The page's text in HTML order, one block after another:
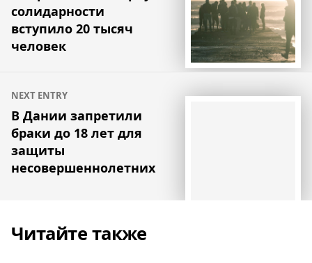
солидарности
вступило 20 тысяч
человек
NEXT ENTRY
В Дании запретили
браки до 18 лет для
защиты
несовершеннолетних
Читайте также